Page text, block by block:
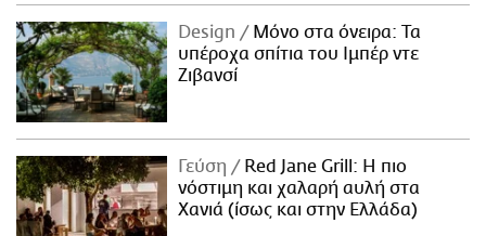
Design
Μόνο στα όνειρα: Τα
υπέροχα σπίτια του Ιμπέρ ντε
Ζιβανσί
Γεύση
Red Jane Grill: Η πιο
νόστιμη και χαλαρή αυλή στα
Χανιά (ίσως και στην Ελλάδα)